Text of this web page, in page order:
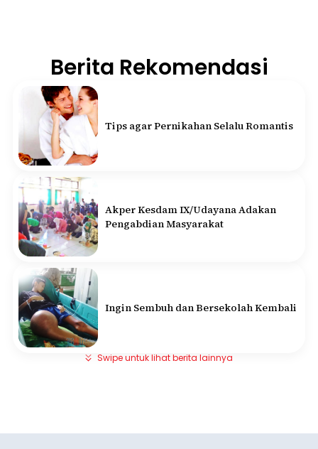
Berita Rekomendasi
Tips agar Pernikahan Selalu Romantis
Akper Kesdam IX/Udayana Adakan
Pengabdian Masyarakat
Ingin Sembuh dan Bersekolah Kembali
Swipe untuk lihat berita lainnya